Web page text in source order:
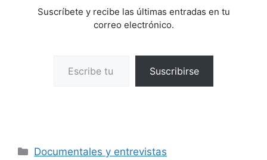
Suscríbete y recibe las últimas entradas en tu
correo electrónico.
Suscribirse
Categorías
Documentales y entrevistas